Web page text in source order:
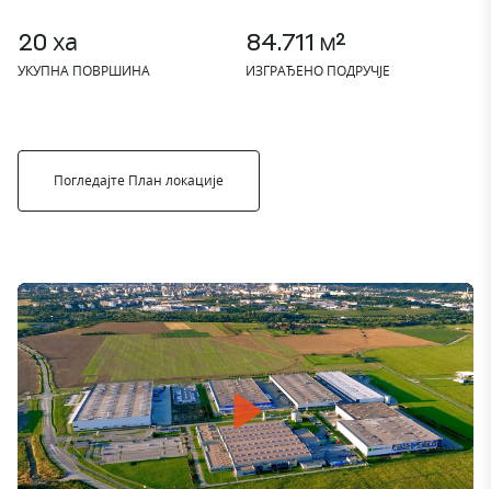
20 ха
УКУПНА ПОВРШИНА
84.711 м²
ИЗГРАЂЕНО ПОДРУЧЈЕ
Погледајте План локације
Play